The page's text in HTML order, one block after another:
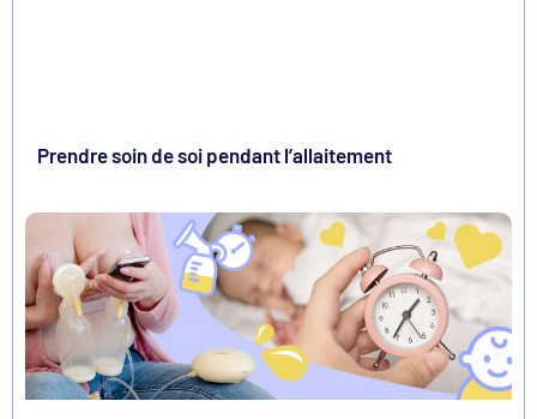
Prendre soin de soi pendant l’allaitement